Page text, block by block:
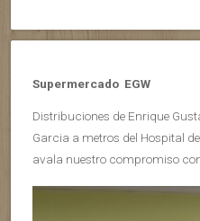
Supermercado EGW
Distribuciones de Enrique
Garcia a metros del Hospital
avala nuestro compromiso